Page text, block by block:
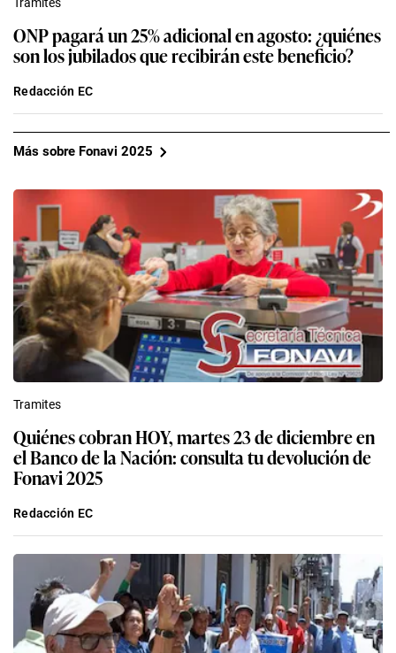
ONP pagará un 25% adicional en agosto: ¿quiénes
son los jubilados que recibirán este beneficio?
Redacción EC
Más sobre Fonavi 2025
Tramites
Quiénes cobran HOY, martes 23 de diciembre en
el Banco de la Nación: consulta tu devolución de
Fonavi 2025
Redacción EC